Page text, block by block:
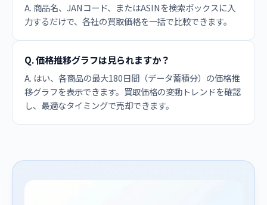
A. 商品名、JANコード、またはASINを検索ボックスに入
力するだけで、各社の買取価格を一括で比較できます。
Q. 価格推移グラフは見られますか？
A. はい、各商品の最大180日間（データ蓄積分）の価格推
移グラフを表示できます。買取価格の変動トレンドを確認
し、最適なタイミングで売却できます。